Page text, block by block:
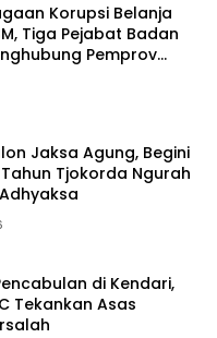
Korupsi Belanja
Tiga Pejabat Badan
Pemprov
Jaksa Agung, Begini
Tjokorda Ngurah
di Kendari,
Tekankan Asas